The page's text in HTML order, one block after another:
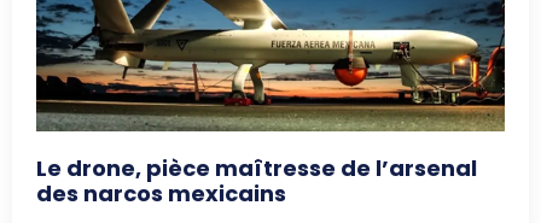
Le drone, pièce maîtresse de l’arsenal
des narcos mexicains